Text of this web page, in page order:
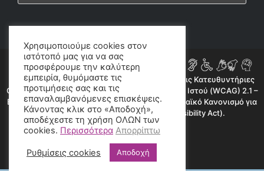
Η ιστοσελίδα μας συμμορφώνεται εν μέρει με τις Κατευθυντήριες
Οδηγίες για την Προσβασιμότητα Περιεχομένου Ιστού (WCAG) 2.1 –
Επίπεδο AA, όπως προβλέπεται από τον Ευρωπαϊκό Κανονισμό για
την Προσβασιμότητα (European Accessibility Act).
Χρησιμοποιούμε cookies στον
ιστότοπό μας για να σας
προσφέρουμε την καλύτερη
εμπειρία, θυμόμαστε τις
προτιμήσεις σας και τις
επαναλαμβανόμενες επισκέψεις.
Κάνοντας κλικ στο «Αποδοχή»,
αποδέχεστε τη χρήση ΟΛΩΝ των
cookies. Περισσότερα Απορρίπτω
Ρυθμίσεις cookies Αποδοχή
©2020 radioproto.gr